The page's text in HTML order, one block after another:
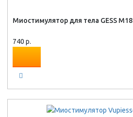
Миостимулятор для тела GESS M18
740 р.